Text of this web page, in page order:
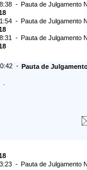
- Pauta de Julgamento
- Pauta de Julgamento
- Pauta de Julgamento
- Pauta de
- Pauta de Julgamento